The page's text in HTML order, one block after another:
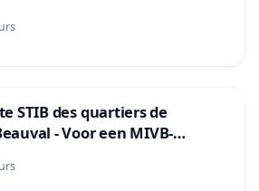
STIB des quartiers de
- Voor een MIVB-
wijken Strombeek en Het